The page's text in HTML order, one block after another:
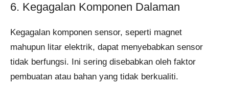
6. Kegagalan Komponen Dalaman
Kegagalan komponen sensor, seperti magnet
mahupun litar elektrik, dapat menyebabkan sensor
tidak berfungsi. Ini sering disebabkan oleh faktor
pembuatan atau bahan yang tidak berkualiti.